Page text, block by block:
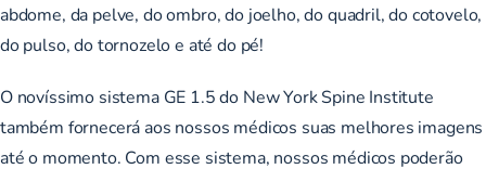
abdome, da pelve, do ombro, do joelho, do quadril, do cotovelo,
do pulso, do tornozelo e até do pé!
O novíssimo sistema GE 1.5 do New York Spine Institute
também fornecerá aos nossos médicos suas melhores imagens
até o momento. Com esse sistema, nossos médicos poderão